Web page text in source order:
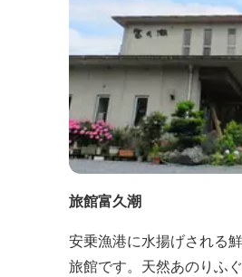
旅館富久潮
安乗漁港に水揚げされる
旅館です。天然あのりふ